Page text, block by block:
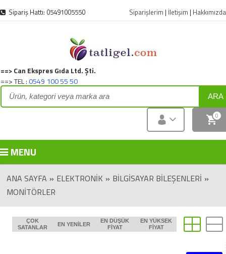
Sipariş Hattı: 05491005550 Siparişlerim | İletişim | Hakkımızda
Can Ekspres Gıda Ltd. Şti.
TEL :0549 100 55 50
ARA
0
MENU
ANA SAYFA » ELEKTRONIK » BILGISAYAR BILEŞENLERI »
MONITÖRLER
ÇOK
SATANLAR
EN YENILER
EN DÜŞÜK
FIYAT
EN YÜKSEK
FIYAT